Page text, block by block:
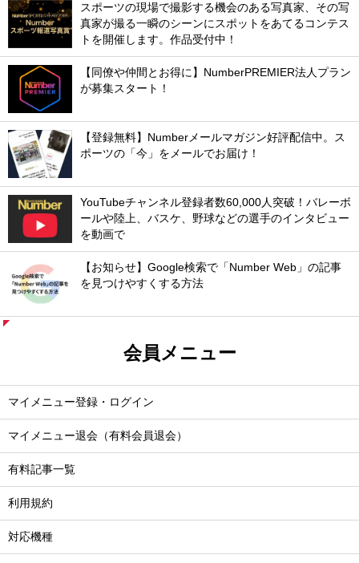
スポーツの現場で撮影する機会のある写真家、その写
真家が撮る一瞬のシーンにスポットをあてるコンテス
トを開催します。作品受付中！
【同僚や仲間とお得に】NumberPREMIER法人プラン
が募集スタート！
【登録無料】Numberメールマガジン好評配信中。ス
ポーツの「今」をメールでお届け！
YouTubeチャンネル登録者数60,000人突破！バレーボ
ールや陸上、バスケ、野球などの選手のインタビュー
を動画で
【お知らせ】Google検索で「Number Web」の記事
を見つけやすくする方法
会員メニュー
マイメニュー登録・ログイン
マイメニュー退会（有料会員退会）
有料記事一覧
利用規約
対応機種